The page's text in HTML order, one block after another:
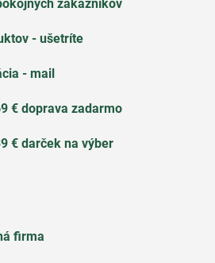
zákazníkov
- ušetríte
- mail
€ doprava zadarmo
€ darček na výber
firma